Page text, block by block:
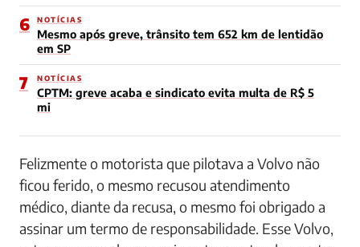
6 NOTÍCIAS
Mesmo após greve, trânsito tem 652 km de lentidão
em SP
7 NOTÍCIAS
CPTM: greve acaba e sindicato evita multa de R$ 5
mi
Felizmente o motorista que pilotava a Volvo não
ficou ferido, o mesmo recusou atendimento
médico, diante da recusa, o mesmo foi obrigado a
assinar um termo de responsabilidade. Esse Volvo,